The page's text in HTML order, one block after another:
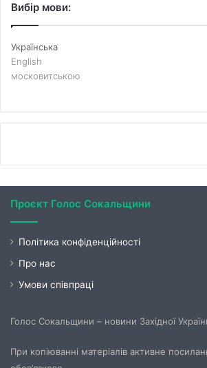
Вибір мови:
Українська
English
московитською
Проєкт Голос Сокальщини
Політика конфіденційності
Про нас
Умови співпраці
Голос Сокальщини – новини Західної
При копіюванні матеріалів активне